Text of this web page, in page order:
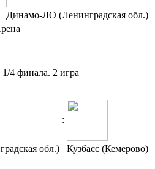
Динамо-ЛО (Ленинградская обл.)
4 финала. 2 игра
:
обл.) Кузбасс (Кемерово)